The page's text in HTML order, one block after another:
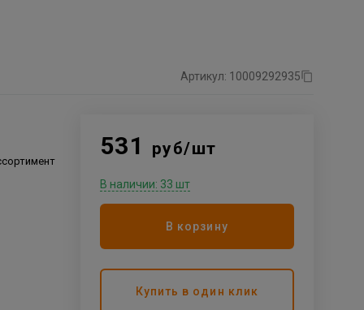
Артикул: 10009292935
531 руб/шт
В наличии: 33 шт
В корзину
Купить в один клик